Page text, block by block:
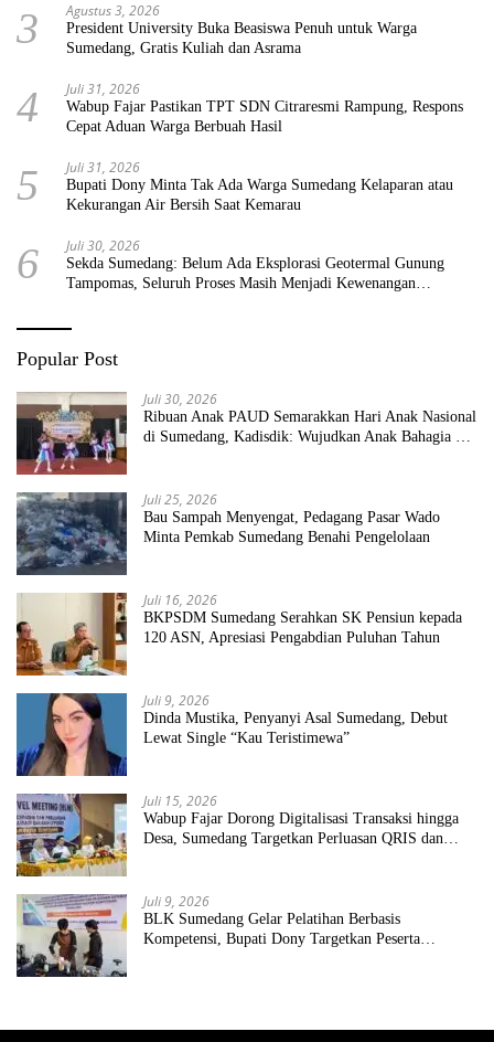
3 Agustus 3, 2026
President University Buka Beasiswa Penuh untuk Warga
Sumedang, Gratis Kuliah dan Asrama
4 Juli 31, 2026
Wabup Fajar Pastikan TPT SDN Citraresmi Rampung, Respons
Cepat Aduan Warga Berbuah Hasil
5 Juli 31, 2026
Bupati Dony Minta Tak Ada Warga Sumedang Kelaparan atau
Kekurangan Air Bersih Saat Kemarau
6 Juli 30, 2026
Sekda Sumedang: Belum Ada Eksplorasi Geotermal Gunung
Tampomas, Seluruh Proses Masih Menjadi Kewenangan
Popular Post
Juli 30, 2026
Ribuan Anak PAUD Semarakkan Hari Anak Nasional
di Sumedang, Kadisdik: Wujudkan Anak Bahagia dan
Juli 25, 2026
Bau Sampah Menyengat, Pedagang Pasar Wado
Minta Pemkab Sumedang Benahi Pengelolaan
Juli 16, 2026
BKPSDM Sumedang Serahkan SK Pensiun kepada
120 ASN, Apresiasi Pengabdian Puluhan Tahun
Juli 9, 2026
Dinda Mustika, Penyanyi Asal Sumedang, Debut
Lewat Single “Kau Teristimewa”
Juli 15, 2026
Wabup Fajar Dorong Digitalisasi Transaksi hingga
Desa, Sumedang Targetkan Perluasan QRIS dan
Juli 9, 2026
BLK Sumedang Gelar Pelatihan Berbasis
Kompetensi, Bupati Dony Targetkan Peserta